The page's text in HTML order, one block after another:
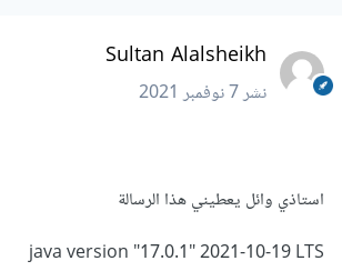
Sultan Alalsheikh
نشر7 نوفمبر 2021
استاذي وائل يعطيني هذا الرسالة
java version "17.0.1" 2021-10-19 LTS